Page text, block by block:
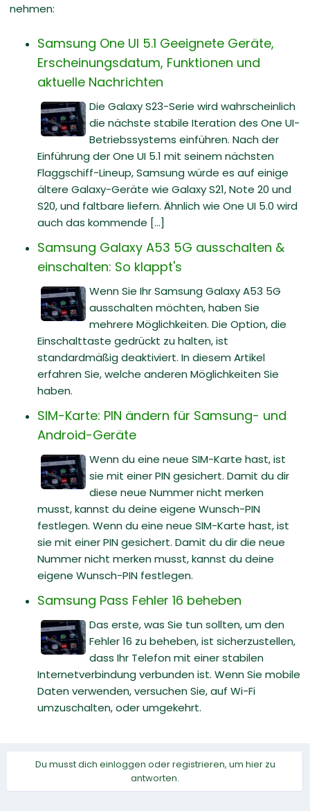
nehmen:
Samsung One UI 5.1 Geeignete Geräte,
Erscheinungsdatum, Funktionen und
aktuelle Nachrichten
Die Galaxy S23-Serie wird wahrscheinlich
die nächste stabile Iteration des One UI-
Betriebssystems einführen. Nach der
Einführung der One UI 5.1 mit seinem nächsten
Flaggschiff-Lineup, Samsung würde es auf einige
ältere Galaxy-Geräte wie Galaxy S21, Note 20 und
S20, und faltbare liefern. Ähnlich wie One UI 5.0 wird
auch das kommende [...]
Samsung Galaxy A53 5G ausschalten &
einschalten: So klappt's
Wenn Sie Ihr Samsung Galaxy A53 5G
ausschalten möchten, haben Sie
mehrere Möglichkeiten. Die Option, die
Einschalttaste gedrückt zu halten, ist
standardmäßig deaktiviert. In diesem Artikel
erfahren Sie, welche anderen Möglichkeiten Sie
haben.
SIM-Karte: PIN ändern für Samsung- und
Android-Geräte
Wenn du eine neue SIM-Karte hast, ist
sie mit einer PIN gesichert. Damit du dir
diese neue Nummer nicht merken
musst, kannst du deine eigene Wunsch-PIN
festlegen. Wenn du eine neue SIM-Karte hast, ist
sie mit einer PIN gesichert. Damit du dir die neue
Nummer nicht merken musst, kannst du deine
eigene Wunsch-PIN festlegen.
Samsung Pass Fehler 16 beheben
Das erste, was Sie tun sollten, um den
Fehler 16 zu beheben, ist sicherzustellen,
dass Ihr Telefon mit einer stabilen
Internetverbindung verbunden ist. Wenn Sie mobile
Daten verwenden, versuchen Sie, auf Wi-Fi
umzuschalten, oder umgekehrt.
Du musst dich einloggen oder registrieren, um hier zu
antworten.